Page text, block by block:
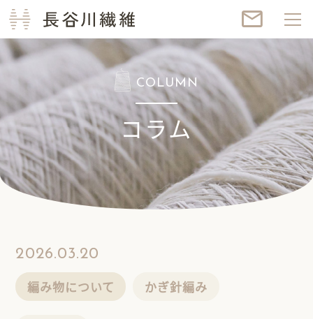
mail_outline
COLUMN
コラム
2026.03.20
編み物について かぎ針編み